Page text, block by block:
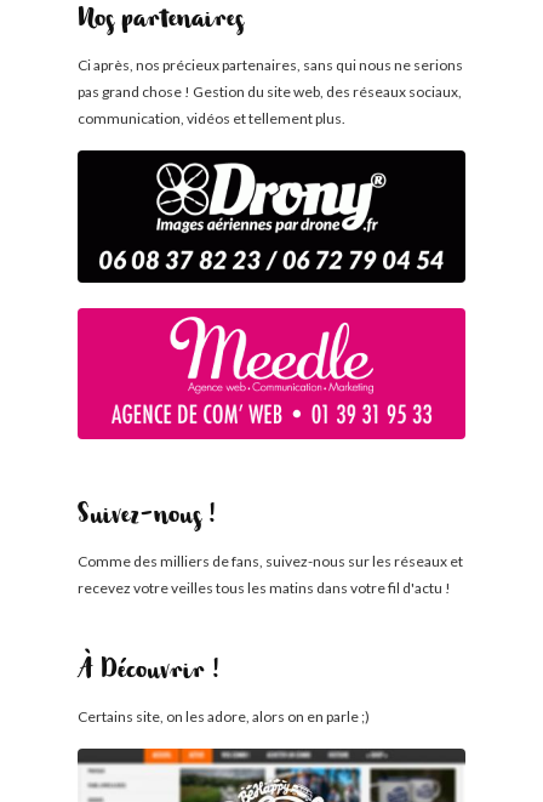
Nos partenaires
Ci après, nos précieux partenaires, sans qui nous ne serions
pas grand chose ! Gestion du site web, des réseaux sociaux,
communication, vidéos et tellement plus.
Suivez-nous !
Comme des milliers de fans, suivez-nous sur les réseaux et
recevez votre veilles tous les matins dans votre fil d'actu !
À Découvrir !
Certains site, on les adore, alors on en parle ;)